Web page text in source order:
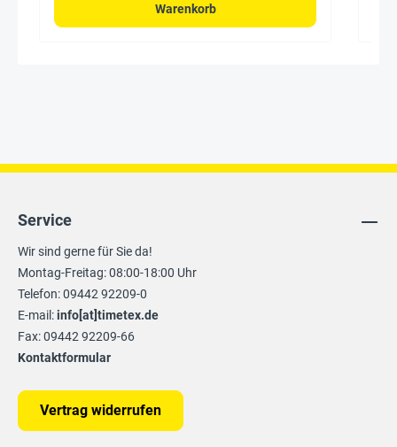
Warenkorb
Service
Wir sind gerne für Sie da!
Montag-Freitag: 08:00-18:00 Uhr
Telefon: 09442 92209-0
E-mail:info[at]timetex.de
Fax: 09442 92209-66
Kontaktformular
Vertrag widerrufen